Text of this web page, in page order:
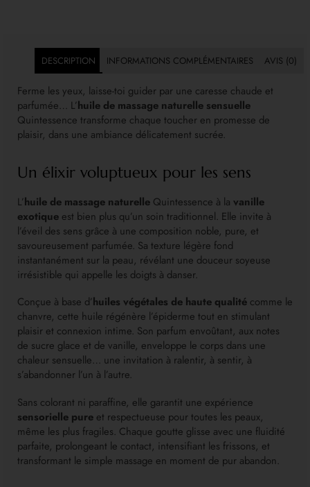
DESCRIPTION INFORMATIONS COMPLÉMENTAIRES AVIS (0)
Ferme les yeux, laisse-toi guider par une caresse chaude et
parfumée… L’huile de massage naturelle sensuelle
Quintessence transforme chaque toucher en promesse de
plaisir, dans une ambiance délicatement sucrée.
Un élixir voluptueux pour les sens
L’huile de massage naturelle Quintessence à la vanille
exotique est bien plus qu’un soin traditionnel. Elle invite à
l’éveil des sens grâce à une composition noble, pure, et
savoureusement parfumée. Sa texture légère fond
instantanément sur la peau, révélant une douceur soyeuse
irrésistible qui appelle les doigts à danser.
Conçue à base d’huiles végétales de haute qualité comme le
chanvre, cette huile régénère l’épiderme tout en stimulant
plaisir et connexion intime. Son parfum envoûtant, aux notes
de sucre glace et de vanille, enveloppe le corps dans une
chaleur sensuelle… une invitation à ralentir, à sentir, à
s’abandonner l’un à l’autre.
Sans colorant ni paraffine, elle garantit une expérience
sensorielle pure et respectueuse pour toutes les peaux,
même les plus fragiles. Chaque goutte glisse avec une fluidité
parfaite, prolongeant le contact, intensifiant les frissons, et
transformant le simple massage en moment de pur abandon.